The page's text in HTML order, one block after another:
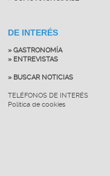
DE INTERÉS
» GASTRONOMÍA
» ENTREVISTAS
» BUSCAR NOTICIAS
TELÉFONOS DE INTERÉS
Política de cookies